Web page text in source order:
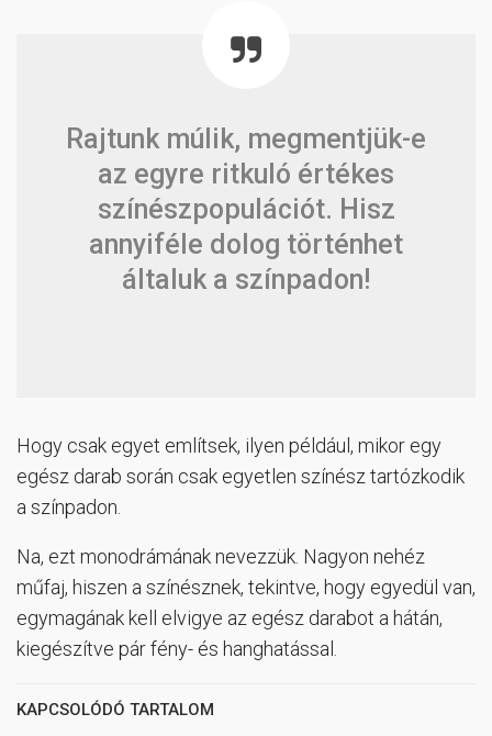
Rajtunk múlik, megmentjük-e
az egyre ritkuló értékes
színészpopulációt. Hisz
annyiféle dolog történhet
általuk a színpadon!
Hogy csak egyet említsek, ilyen például, mikor egy
egész darab során csak egyetlen színész tartózkodik
a színpadon.
Na, ezt monodrámának nevezzük. Nagyon nehéz
műfaj, hiszen a színésznek, tekintve, hogy egyedül van,
egymagának kell elvigye az egész darabot a hátán,
kiegészítve pár fény- és hanghatással.
KAPCSOLÓDÓ TARTALOM